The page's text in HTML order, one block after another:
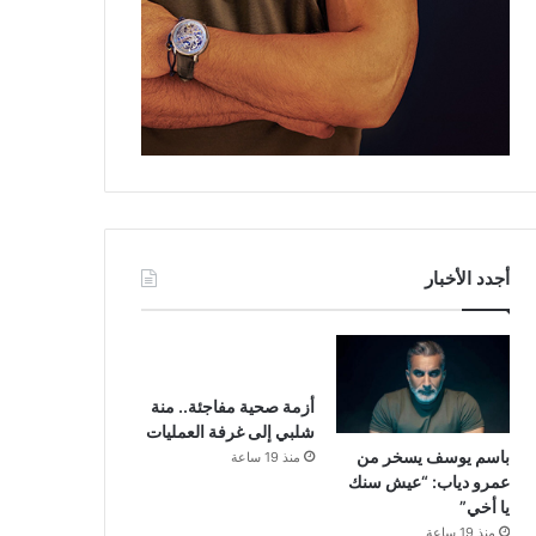
أجدد الأخبار
باسم يوسف يسخر من
عمرو دياب: “عيش سنك
يا أخي”
منذ 19 ساعة
أزمة صحية مفاجئة.. منة
شلبي إلى غرفة العمليات
منذ 19 ساعة